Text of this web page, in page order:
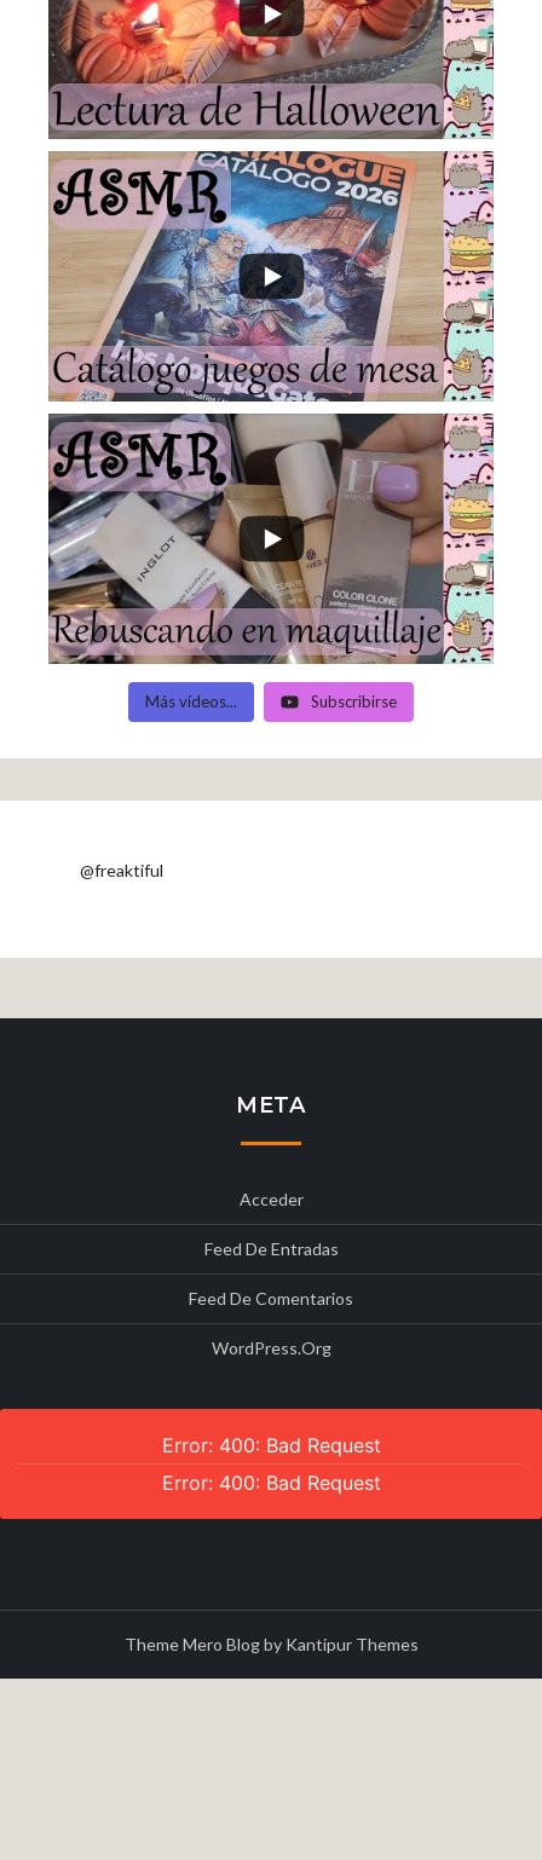
Más vídeos... Subscribirse
@freaktiful
META
Acceder
Feed De Entradas
Feed De Comentarios
WordPress.org
Error: 400: Bad Request
Error: 400: Bad Request
Theme Mero Blog by Kantipur Themes